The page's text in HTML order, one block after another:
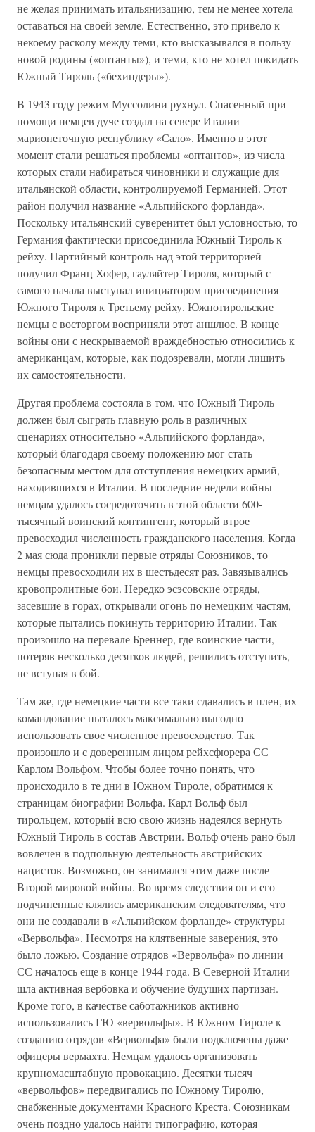
не желая принимать итальянизацию, тем не менее хотела
оставаться на своей земле. Естественно, это привело к
некоему расколу между теми, кто высказывался в пользу
новой родины («оптанты»), и теми, кто не хотел покидать
Южный Тироль («бехиндеры»).
В 1943 году режим Муссолини рухнул. Спасенный при
помощи немцев дуче создал на севере Италии
марионеточную республику «Сало». Именно в этот
момент стали решаться проблемы «оптантов», из числа
которых стали набираться чиновники и служащие для
итальянской области, контролируемой Германией. Этот
район получил название «Альпийского форланда».
Поскольку итальянский суверенитет был условностью, то
Германия фактически присоединила Южный Тироль к
рейху. Партийный контроль над этой территорией
получил Франц Хофер, гауляйтер Тироля, который с
самого начала выступал инициатором присоединения
Южного Тироля к Третьему рейху. Южнотирольские
немцы с восторгом восприняли этот аншлюс. В конце
войны они с нескрываемой враждебностью относились к
американцам, которые, как подозревали, могли лишить
их самостоятельности.
Другая проблема состояла в том, что Южный Тироль
должен был сыграть главную роль в различных
сценариях относительно «Альпийского форланда»,
который благодаря своему положению мог стать
безопасным местом для отступления немецких армий,
находившихся в Италии. В последние недели войны
немцам удалось сосредоточить в этой области 600-
тысячный воинский контингент, который втрое
превосходил численность гражданского населения. Когда
2 мая сюда проникли первые отряды Союзников, то
немцы превосходили их в шестьдесят раз. Завязывались
кровопролитные бои. Нередко эсэсовские отряды,
засевшие в горах, открывали огонь по немецким частям,
которые пытались покинуть территорию Италии. Так
произошло на перевале Бреннер, где воинские части,
потеряв несколько десятков людей, решились отступить,
не вступая в бой.
Там же, где немецкие части все-таки сдавались в плен, их
командование пыталось максимально выгодно
использовать свое численное превосходство. Так
произошло и с доверенным лицом рейхсфюрера СС
Карлом Вольфом. Чтобы более точно понять, что
происходило в те дни в Южном Тироле, обратимся к
страницам биографии Вольфа. Карл Вольф был
тирольцем, который всю свою жизнь надеялся вернуть
Южный Тироль в состав Австрии. Вольф очень рано был
вовлечен в подпольную деятельность австрийских
нацистов. Возможно, он занимался этим даже после
Второй мировой войны. Во время следствия он и его
подчиненные клялись американским следователям, что
они не создавали в «Альпийском форланде» структуры
«Вервольфа». Несмотря на клятвенные заверения, это
было ложью. Создание отрядов «Вервольфа» по линии
СС началось еще в конце 1944 года. В Северной Италии
шла активная вербовка и обучение будущих партизан.
Кроме того, в качестве саботажников активно
использовались ГЮ-«вервольфы». В Южном Тироле к
созданию отрядов «Вервольфа» были подключены даже
офицеры вермахта. Немцам удалось организовать
крупномасштабную провокацию. Десятки тысяч
«вервольфов» передвигались по Южному Тиролю,
снабженные документами Красного Креста. Союзникам
очень поздно удалось найти типографию, которая